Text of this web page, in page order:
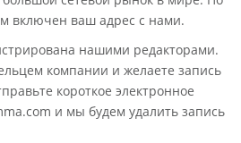
включен ваш адрес с нами.
нашими редакторами.
компании и желаете запись
короткое электронное
и мы будем удалить запись